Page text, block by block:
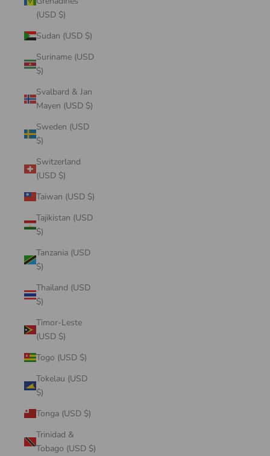
(USD $)
Sudan (USD $)
Suriname (USD
$)
Svalbard & Jan
Mayen (USD $)
Sweden (USD
$)
Switzerland
(USD $)
Taiwan (USD $)
Tajikistan (USD
$)
Tanzania (USD
$)
Thailand (USD
$)
Timor-Leste
(USD $)
Togo (USD $)
Tokelau (USD
$)
Tonga (USD $)
Trinidad &
Tobago (USD $)